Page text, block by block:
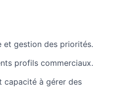
et gestion des priorités.
profils commerciaux.
capacité à gérer des